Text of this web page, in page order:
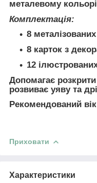
металевому
Комплектація:
8
8 карток з
12
Допомагає
розвиває уяву та
Рекомендований
Приховати
Характеристики